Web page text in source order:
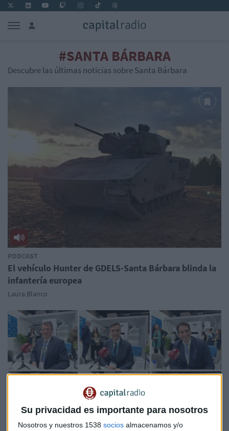
Su privacidad es importante para nosotros
Nosotros y nuestros 1538 socios almacenamos y/o
#SANTA BÁRBARA
Descubre las últimas noticias sobre Santa Bárbara
PODCAST
El vehículo Hunter de GDELS-Santa Bárbara blinda la
infantería europea
Laura Blanco